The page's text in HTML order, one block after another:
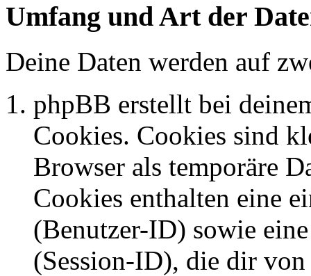
Umfang und Art der
Deine Daten werden auf
phpBB erstellt bei
Cookies. Cookies sind
Browser als temporäre
Cookies enthalten eine
(Benutzer-ID) sowie
(Session-ID), die dir